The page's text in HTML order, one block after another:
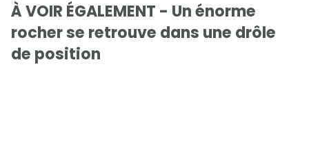
À VOIR ÉGALEMENT - Un énorme
rocher se retrouve dans une drôle
de position